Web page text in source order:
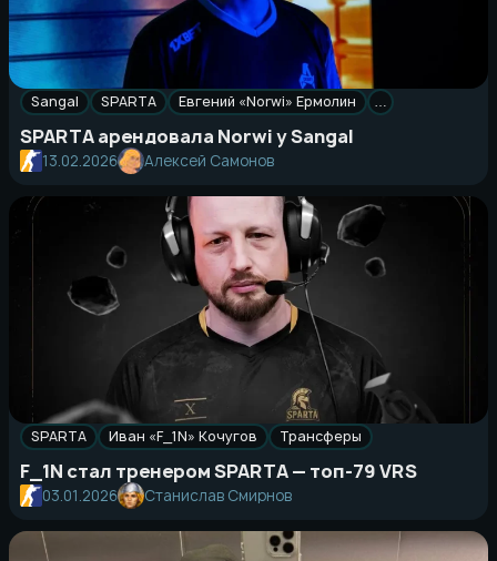
Sangal SPARTA Евгений «Norwi» Ермолин …
SPARTA арендовала Norwi у Sangal
13.02.2026 Алексей Самонов
SPARTA Иван «F_1N» Кочугов Трансферы
F_1N стал тренером SPARTA — топ-79 VRS
03.01.2026 Станислав Смирнов